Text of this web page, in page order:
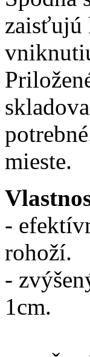
zaisťujú
mieste.
-
rohoží.
-